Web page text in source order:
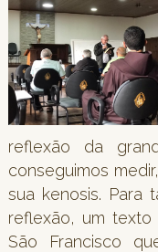
reflexão da
conseguimos
sua kenosis. Para
reflexão, um
São Francisco